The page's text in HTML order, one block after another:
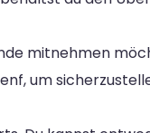
mitnehmen
um